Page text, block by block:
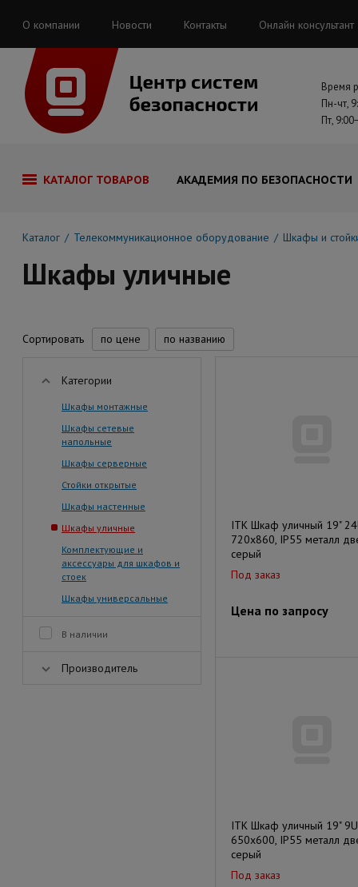
О компании Новости Контакты Онлайн консультант
Время
Пн-чт,
Пт,
КАТАЛОГ ТОВАРОВ АКАДЕМИЯ ПО БЕЗОПАСНОСТИ
Каталог Телекоммуникационное оборудование Шкафы и
Шкафы уличные
Сортировать по цене по названию
Категории
Шкафы монтажные
Шкафы сетевые
напольные
Шкафы серверные
Стойки открытые
Шкафы настенные
Шкафы уличные
Комплектующие и
аксессуары для шкафов и
стоек
Шкафы универсальные
В наличии
Производитель
ITK Шкаф уличный 19"
720x860, IP55 металл
серый
Под заказ
Цена по запросу
ITK Шкаф уличный 19" 9U
650x600, IP55 металл
серый
Под заказ